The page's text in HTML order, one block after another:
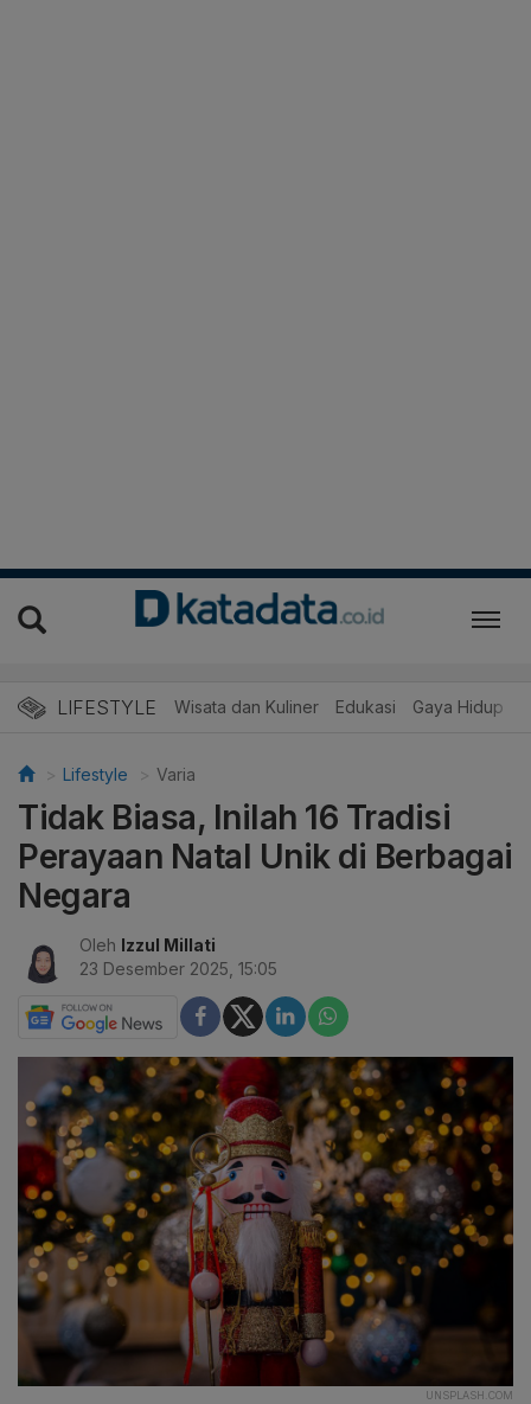
LIFESTYLE Wisata dan Kuliner Edukasi Gaya Hidup
Lifestyle Varia
Tidak Biasa, Inilah 16 Tradisi
Perayaan Natal Unik di Berbagai
Negara
Oleh Izzul Millati
23 Desember 2025, 15:05
UNSPLASH.COM